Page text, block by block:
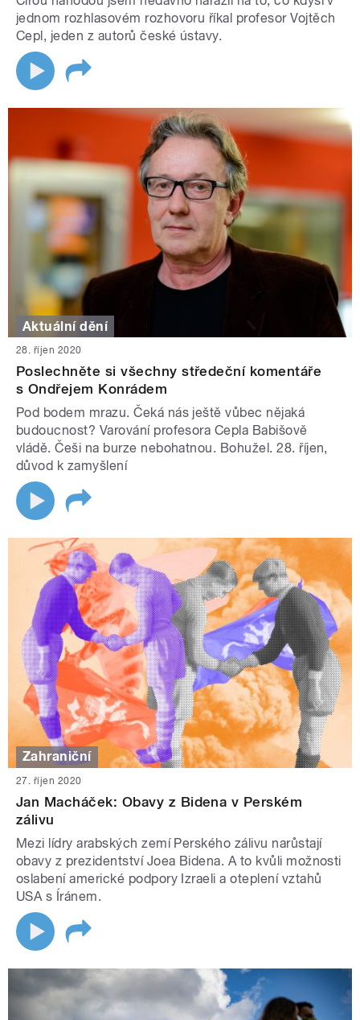
jednom rozhlasovém rozhovoru říkal profesor Vojtěch
Cepl, jeden z autorů české ústavy.
Aktuální dění
28. říjen 2020
Poslechněte si všechny středeční komentáře
s Ondřejem Konrádem
Pod bodem mrazu. Čeká nás ještě vůbec nějaká
budoucnost? Varování profesora Cepla Babišově
vládě. Češi na burze nebohatnou. Bohužel. 28. říjen,
důvod k zamyšlení
Zahraniční
27. říjen 2020
Jan Macháček: Obavy z Bidena v Perském
zálivu
Mezi lídry arabských zemí Perského zálivu narůstají
obavy z prezidentství Joea Bidena. A to kvůli možnosti
oslabení americké podpory Izraeli a oteplení vztahů
USA s Íránem.